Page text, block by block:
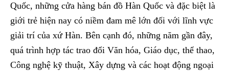
Quốc, những cửa hàng bán đồ Hàn Quốc và đặc biệt là
giới trẻ hiện nay có niềm đam mê lớn đối với lĩnh vực
giải trí của xứ Hàn. Bên cạnh đó, những năm gần đây,
quá trình hợp tác trao đổi Văn hóa, Giáo dục, thể thao,
Công nghệ kỹ thuật, Xây dựng và các hoạt động ngoại